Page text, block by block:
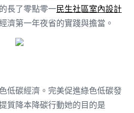
長了零點零一民生社區室內設計
濟第一年夜省的實踐與擔當。
低碳經濟。完美促進綠色低碳發
質降本降碳行動她的目的是